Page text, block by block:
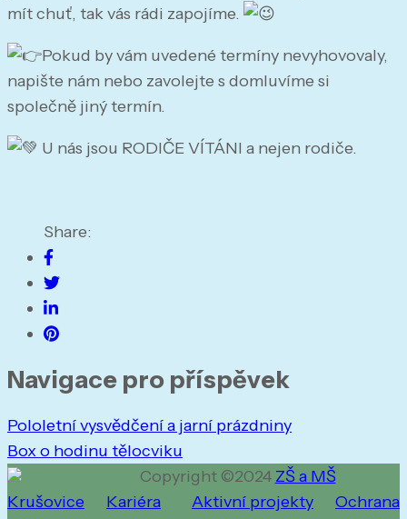
mít chuť, tak vás rádi zapojíme.
Pokud by vám uvedené termíny nevyhovovaly,
napište nám nebo zavolejte s domluvíme si
společně jiný termín.
U nás jsou RODIČE VÍTÁNI a nejen rodiče.
Share:
Navigace pro příspěvek
Pololetní vysvědčení a jarní prázdniny
Box o hodinu tělocviku
Copyright ©2024 ZŠ a MŠ
Krušovice
Kariéra Aktivní projekty
Ochrana